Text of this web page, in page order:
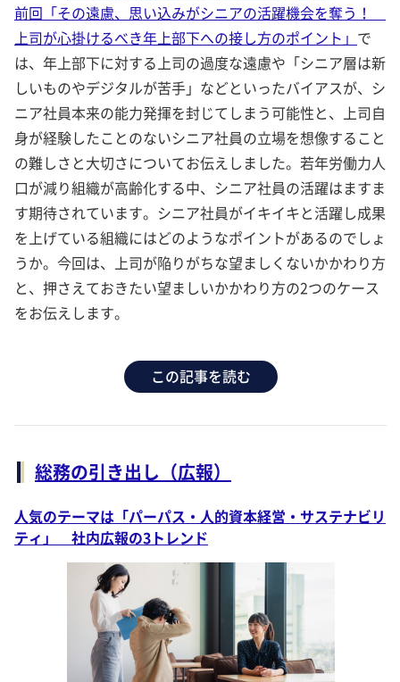
前回「その遠慮、思い込みがシニアの活躍機会を奪う！
上司が心掛けるべき年上部下への接し方のポイント」 で
は、年上部下に対する上司の過度な遠慮や「シニア層は新
しいものやデジタルが苦手」などといったバイアスが、シ
ニア社員本来の能力発揮を封じてしまう可能性と、上司自
身が経験したことのないシニア社員の立場を想像すること
の難しさと大切さについてお伝えしました。若年労働力人
口が減り組織が高齢化する中、シニア社員の活躍はますま
す期待されています。シニア社員がイキイキと活躍し成果
を上げている組織にはどのようなポイントがあるのでしょ
うか。今回は、上司が陥りがちな望ましくないかかわり方
と、押さえておきたい望ましいかかわり方の2つのケース
をお伝えします。
この記事を読む
総務の引き出し（広報）
人気のテーマは「パーパス・人的資本経営・サステナビリ
ティ」 社内広報の3トレンド